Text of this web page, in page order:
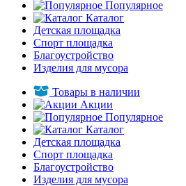
Популярное
Каталог
Детская площадка
Спорт площадка
Благоустройство
Изделия для мусора
Товары в наличии
Акции
Популярное
Каталог
Детская площадка
Спорт площадка
Благоустройство
Изделия для мусора